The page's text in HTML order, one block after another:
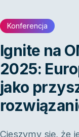
Konferencja
Ignite na
2025:
jako
Cieszymy się, że